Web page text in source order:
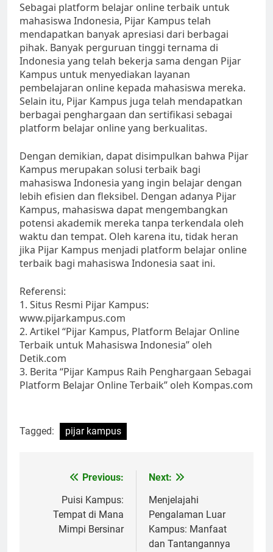
Sebagai platform belajar online terbaik untuk
mahasiswa Indonesia, Pijar Kampus telah
mendapatkan banyak apresiasi dari berbagai
pihak. Banyak perguruan tinggi ternama di
Indonesia yang telah bekerja sama dengan Pijar
Kampus untuk menyediakan layanan
pembelajaran online kepada mahasiswa mereka.
Selain itu, Pijar Kampus juga telah mendapatkan
berbagai penghargaan dan sertifikasi sebagai
platform belajar online yang berkualitas.
Dengan demikian, dapat disimpulkan bahwa Pijar
Kampus merupakan solusi terbaik bagi
mahasiswa Indonesia yang ingin belajar dengan
lebih efisien dan fleksibel. Dengan adanya Pijar
Kampus, mahasiswa dapat mengembangkan
potensi akademik mereka tanpa terkendala oleh
waktu dan tempat. Oleh karena itu, tidak heran
jika Pijar Kampus menjadi platform belajar online
terbaik bagi mahasiswa Indonesia saat ini.
Referensi:
1. Situs Resmi Pijar Kampus:
www.pijarkampus.com
2. Artikel “Pijar Kampus, Platform Belajar Online
Terbaik untuk Mahasiswa Indonesia” oleh
Detik.com
3. Berita “Pijar Kampus Raih Penghargaan Sebagai
Platform Belajar Online Terbaik” oleh Kompas.com
Tagged: pijar kampus
navigation
Previous:
Puisi Kampus:
Tempat di Mana
Mimpi Bersinar
Next:
Menjelajahi
Pengalaman Luar
Kampus: Manfaat
dan Tantangannya